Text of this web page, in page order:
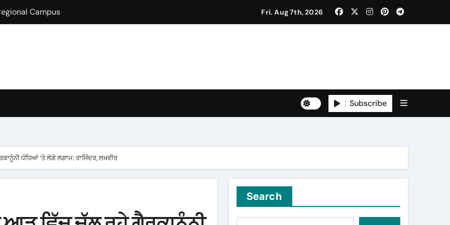
Guest Lecture
Commitment to a Drug-Free India through Nasha Mukt Yuva for Viksit Bharat Pledge
Fri. Aug 7th, 2026
Subscribe
ਧੰਧਿਆਂ ‘ਤੇ ਲੱਗੇ ਲਗਾਮ: ਰਾਜਿੰਦਰ, ਲਖਵੀਰ
Search